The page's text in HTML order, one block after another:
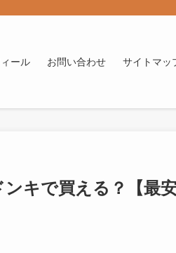
ール お問い合わせ サイトマッ
キで買える？【最